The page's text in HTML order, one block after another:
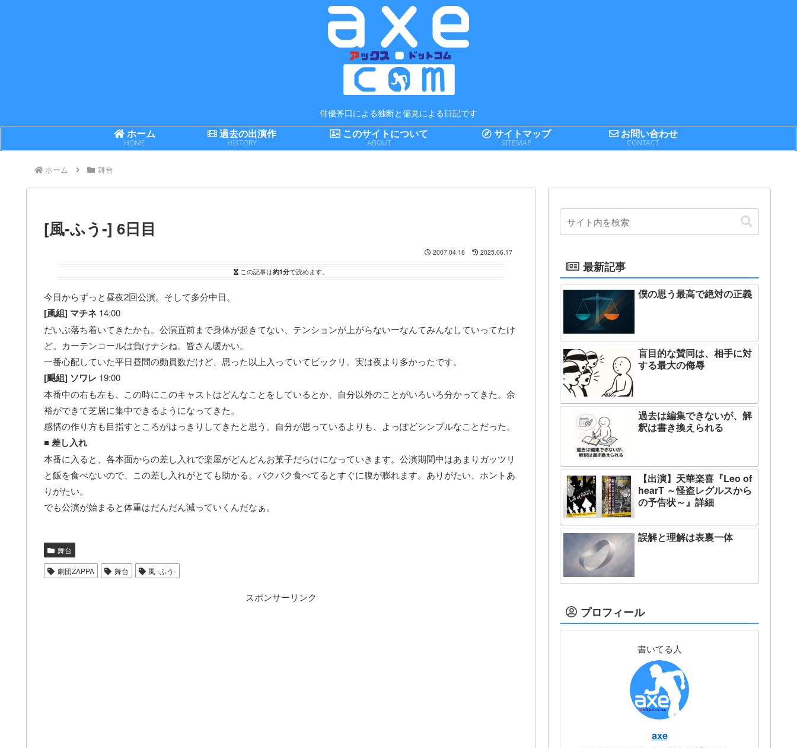
俳優斧口による独断と偏見による日記です
ホーム
HOME
過去の出演作
HISTORY
このサイトについて
ABOUT
サイトマップ
SITEMAP
お問い合わせ
CONTACT
ホーム 舞台
[風-ふう-] 6日目
2007.04.18 2025.06.17
この記事は約1分で読めます。
今日からずっと昼夜2回公演。そして多分中日。
[颪組] マチネ 14:00
だいぶ落ち着いてきたかも。公演直前まで身体が起きてない、テンションが上がらないーなんてみんなしていってたけ
ど。カーテンコールは負けナシね。皆さん暖かい。
一番心配していた平日昼間の動員数だけど、思った以上入っていてビックリ。実は夜より多かったです。
[颶組] ソワレ 19:00
本番中の右も左も、この時にこのキャストはどんなことをしているとか、自分以外のことがいろいろ分かってきた。余
裕ができて芝居に集中できるようになってきた。
感情の作り方も目指すところがはっきりしてきたと思う。自分が思っているよりも、よっぽどシンプルなことだった。
■ 差し入れ
本番に入ると、各本面からの差し入れで楽屋がどんどんお菓子だらけになっていきます。公演期間中はあまりガッツリ
と飯を食べないので、この差し入れがとても助かる。パクパク食べてるとすぐに腹が膨れます。ありがたい、ホントあ
りがたい。
でも公演が始まると体重はだんだん減っていくんだなぁ。
舞台
劇団ZAPPA 舞台 風 -ふう-
スポンサーリンク
最新記事
僕の思う最高で絶対の正義
盲目的な賛同は、相手に対
する最大の侮辱
過去は編集できないが、解
釈は書き換えられる
【出演】天華楽喜『Leo of
hearT ～怪盗レグルスから
の予告状～』詳細
誤解と理解は表裏一体
プロフィール
書いてる人
axe